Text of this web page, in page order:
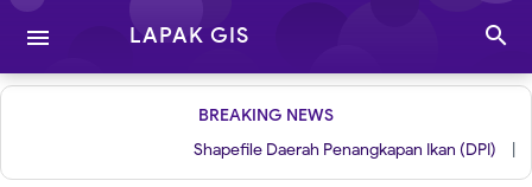
 LAPAK GIS 
BREAKING NEWS
Shapefile Daerah Penangkapan Ikan (DPI)
| Grid